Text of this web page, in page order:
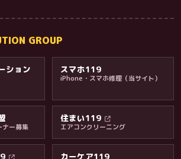
GROUP
ション スマホ119
iPhone・スマホ修理（当サイト）
ナー募集
住まい119
エアコンクリーニング
カーケア119